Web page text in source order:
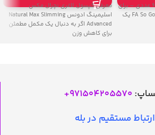
معرفی مکمل امگا 3 اف ای 60 عددی – برای
معرفی کپسول لاغری نچرال مکس
اسلیمینگ ادونس Natural Max Slimming
Advanced اگر به دنبال یک مکمل مطمئن
برای کاهش وزن
971504205570
+
ارتباط مستقیم در بله